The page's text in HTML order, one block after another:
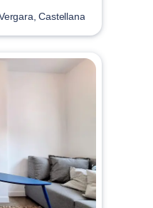
Castellana